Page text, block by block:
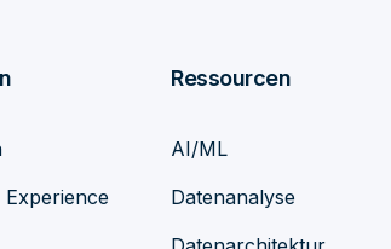
Ressourcen
AI/ML
Datenanalyse